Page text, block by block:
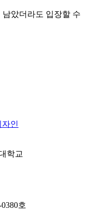
았더라도 입장할 수
자인
학교
호